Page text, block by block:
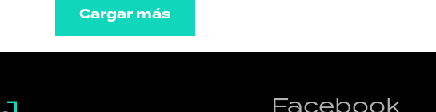
Cargar más
Facebook